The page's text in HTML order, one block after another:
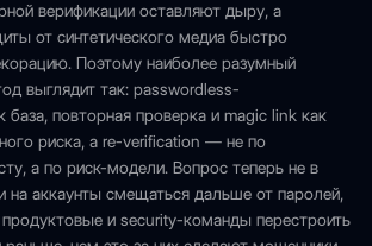
верификации оставляют дыру, а
от синтетического медиа быстро
Поэтому наиболее разумный
выглядит так: passwordless-
база, повторная проверка и magic link как
риска, а re-verification — не по
а по риск-модели. Вопрос теперь не в
на аккаунты смещаться дальше от паролей,
и security-команды перестроить